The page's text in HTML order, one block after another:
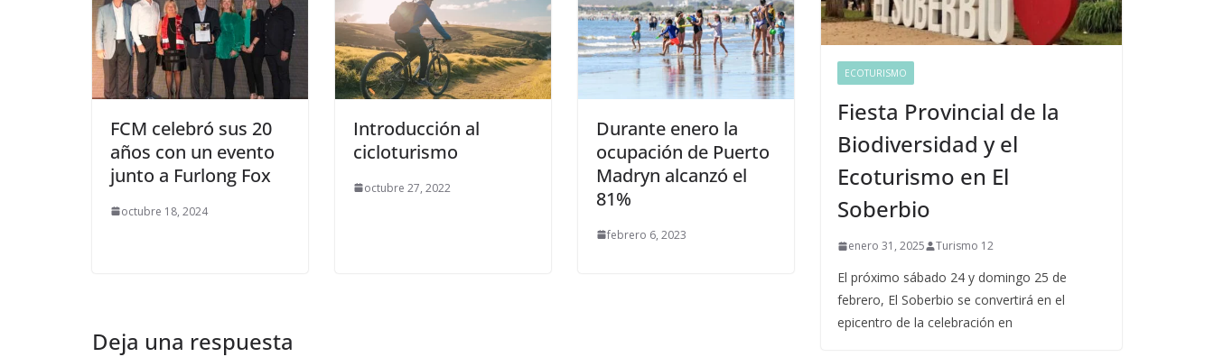
FCM celebró sus 20
años con un evento
junto a Furlong Fox
octubre 18, 2024
Introducción al
cicloturismo
octubre 27, 2022
Durante enero la
ocupación de Puerto
Madryn alcanzó el
81%
febrero 6, 2023
Deja una respuesta
ECOTURISMO
Fiesta Provincial de la
Biodiversidad y el
Ecoturismo en El
Soberbio
enero 31, 2025 Turismo 12
El próximo sábado 24 y domingo 25 de
febrero, El Soberbio se convertirá en el
epicentro de la celebración en